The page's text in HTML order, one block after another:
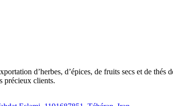
d’herbes, d’épices, de fruits secs et de
précieux clients.